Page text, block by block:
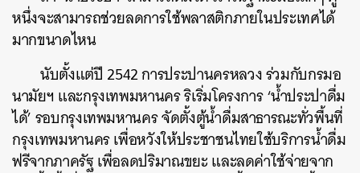
หนึ่งจะสามารถช่วยลดการใช้พลาสติกภายในประเทศได้
มากขนาดไหน
นับตั้งแต่ปี 2542 การประปานครหลวง ร่วมกับกรมอ
นามัยฯ และกรุงเทพมหานคร ริเริ่มโครงการ ‘น้ำประปาดื่ม
ได้’ รอบกรุงเทพมหานคร จัดตั้งตู้น้ำดื่มสาธารณะทั่วพื้นที่
กรุงเทพมหานคร เพื่อหวังให้ประชาชนไทยใช้บริการน้ำดื่ม
ฟรีจากภาครัฐ เพื่อลดปริมาณขยะ และลดค่าใช้จ่ายจาก